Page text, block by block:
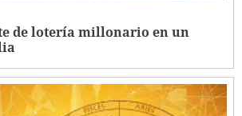
de lotería millonario en un